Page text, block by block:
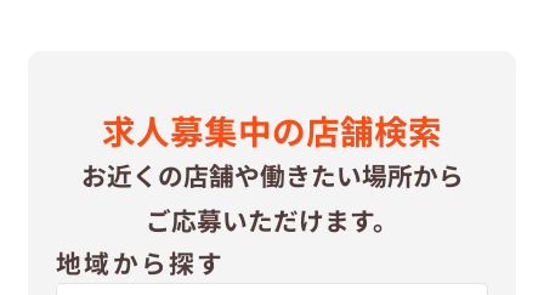
求⼈募集中の店舗検索
お近くの店舗や働きたい場所から
ご応募いただけます。
地域から探す